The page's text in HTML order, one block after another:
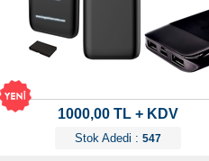
1000,00 TL + KDV
Stok Adedi : 547